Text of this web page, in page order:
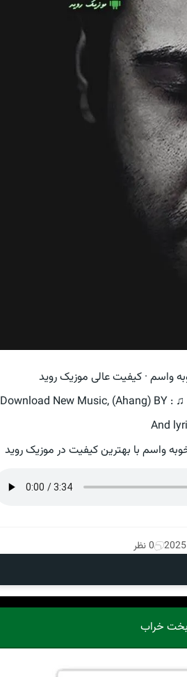
واسم · کیفیت عالی موزیک روید
Download New Music, (Ahang) BY :
And
واسم با بهترین کیفیت در موزیک روید
0 نظر
خراب